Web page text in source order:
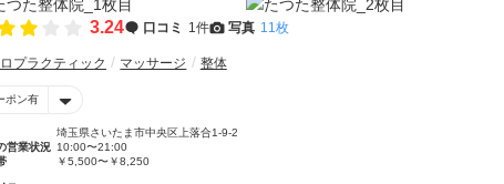
3.24 口コミ 1件 写真 11枚
プラクティック マッサージ 整体
ポン有
埼玉県さいたま市中央区上落合1-9-2
営業状況 10:00〜21:00
￥5,500〜￥8,250